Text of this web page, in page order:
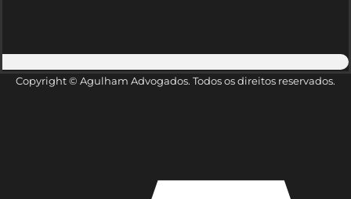
Copyright © Agulham Advogados. Todos os direitos reservados.